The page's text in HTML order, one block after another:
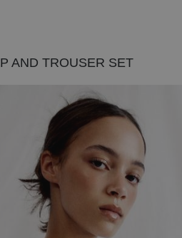
AND TROUSER SET